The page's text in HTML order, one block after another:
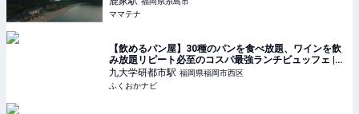
ママテナ
【飲めるパン屋】30種のパンを食べ放題、ワインを飲
み放題リピート必至のコスパ最強ランチビュッフェ |
ふくおかナビ
九大学研都市駅 福岡県福岡市西区
ふくおかナビ